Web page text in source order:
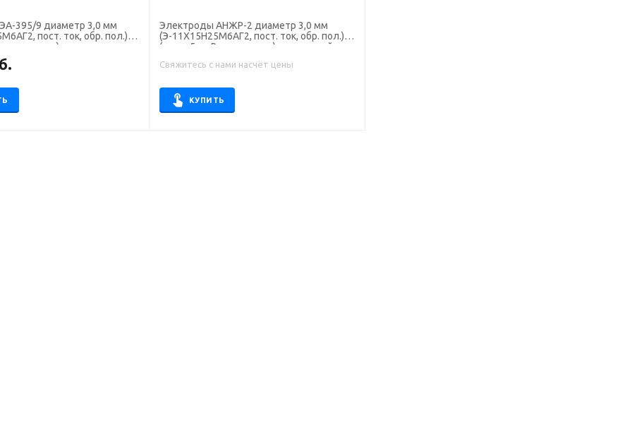
9 диаметр 3,0 мм
пост. ток, обр. пол.)
Электроды АНЖР-2 диаметр 3,0 мм
(Э-11Х15Н25М6АГ2, пост. ток, обр. пол.)
(пачка 5 кг, Росэлектрод), для ручной
Свяжитесь с нами насчёт цены
КУПИТЬ